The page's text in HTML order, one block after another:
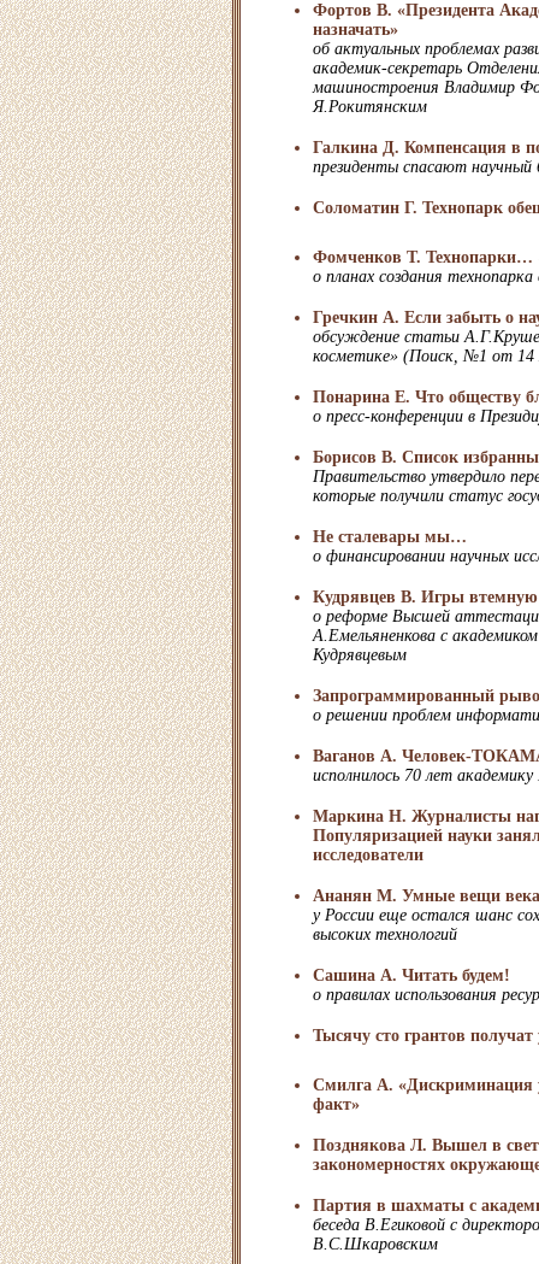
Фортов В. «Президента
назначать»
об актуальных проблемах
академик-секретарь
машиностроения Владимир
Я.Рокитянским
Галкина Д. Компенсация в
президенты спасают
Cоломатин Г. Технопарк
Фомченков Т. Технопарки…
о планах создания технопарка
Гречкин А. Если забыть о
обсуждение статьи
косметике» (Поиск, №1 от 14
Понарина Е. Что обществу
о пресс-конференции в
Борисов В. Список
Правительство утвердило
которые получили статус
Не сталевары мы…
о финансировании научных
Кудрявцев В. Игры
о реформе Высшей
А.Емельяненкова с
Кудрявцевым
Запрограммированный
о решении проблем
Ваганов А. Человек-
исполнилось 70 лет академику
Маркина Н. Журналисты
Популяризацией науки
исследователи
Ананян М. Умные вещи века
у России еще остался шанс
высоких технологий
Сашина А. Читать будем!
о правилах использования
Тысячу сто грантов получат
Смилга А. «Дискриминация
факт»
Позднякова Л. Вышел в
закономерностях
Партия в шахматы с
беседа В.Егиковой с
В.С.Шкаровским